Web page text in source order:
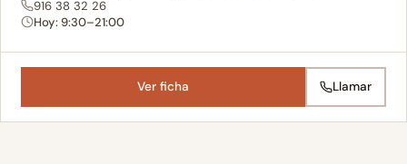
916 38 32 26
Hoy: 9:30–21:00
Ver ficha Llamar